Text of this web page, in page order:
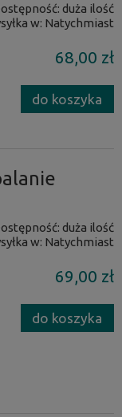
duża ilość
w: Natychmiast
68,00 zł
do koszyka
duża ilość
w: Natychmiast
69,00 zł
do koszyka